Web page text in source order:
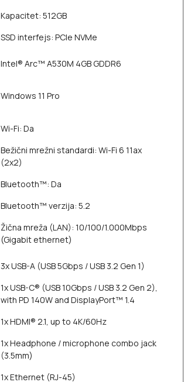
Kapacitet: 512GB
SSD interfejs: PCIe NVMe
Intel® Arc™ A530M 4GB GDDR6
Windows 11 Pro
Wi-Fi: Da
Bežični mrežni standardi: Wi-Fi 6 11ax
(2x2)
Bluetooth™: Da
Bluetooth™ verzija: 5.2
Žična mreža (LAN): 10/100/1.000Mbps
(Gigabit ethernet)
3x USB-A (USB 5Gbps / USB 3.2 Gen 1)
1x USB-C® (USB 10Gbps / USB 3.2 Gen 2),
with PD 140W and DisplayPort™ 1.4
1x HDMI® 2.1, up to 4K/60Hz
1x Headphone / microphone combo jack
(3.5mm)
1x Ethernet (RJ-45)